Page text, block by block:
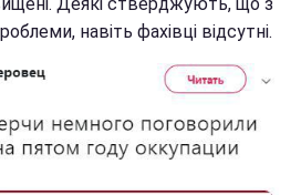
Деякі стверджують, що з
навіть фахівці відсутні.